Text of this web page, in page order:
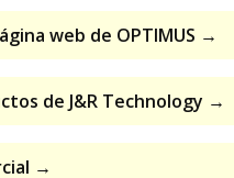
web de OPTIMUS →
de J&R Technology →
→